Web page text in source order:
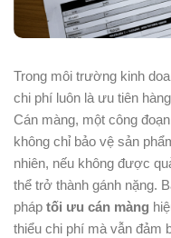
Trong môi trường kinh
chi phí luôn là ưu tiên
Cán màng, một công
không chỉ bảo vệ sản
nhiên, nếu không được
thể trở thành gánh nặng.
pháp tối ưu cán màng
thiểu chi phí mà vẫn đảm